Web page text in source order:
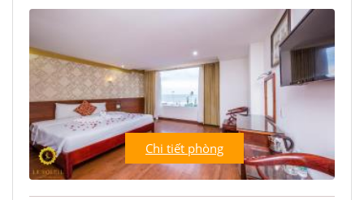
Chi tiết phòng